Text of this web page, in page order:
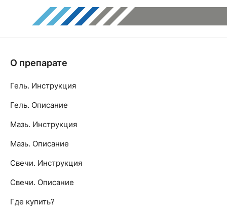
О препарате
Гель. Инструкция
Гель. Описание
Мазь. Инструкция
Мазь. Описание
Свечи. Инструкция
Свечи. Описание
Где купить?